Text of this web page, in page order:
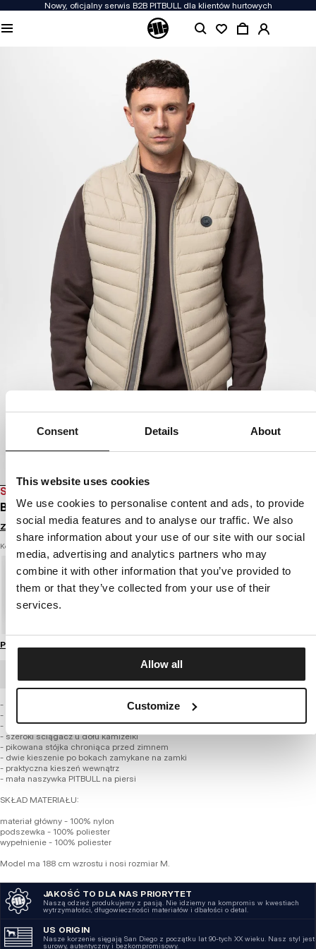
Consent Details About
This website uses cookies
We use cookies to personalise content and ads, to provide
social media features and to analyse our traffic. We also
share information about your use of our site with our social
media, advertising and analytics partners who may
combine it with other information that you’ve provided to
them or that they’ve collected from your use of their
services.
Allow all
Customize
Nowy, oficjalny serwis B2B PITBULL dla klientów hurtowych
SALE
BEZRĘKAWNIK PIKOWANY NAYLOR
Zaloguj się by zobaczyć ceny
Kolor: pale sand
Przewodnik po rozmiarach
- regularny fason do bioder
- pikowana i wykonana z wysokiej jakości miękkiej tkaniny nylonowej
- średniej grubości warstwa ocieplająca z gładką podszewka
- szeroki ściągacz u dołu kamizelki
- pikowana stójka chroniąca przed zimnem
- dwie kieszenie po bokach zamykane na zamki
- praktyczna kieszeń wewnątrz
- mała naszywka PITBULL na piersi
SKŁAD MATERIAŁU:
materiał główny - 100% nylon
podszewka - 100% poliester
wypełnienie - 100% poliester
Model ma 188 cm wzrostu i nosi rozmiar M.
JAKOŚĆ TO DLA NAS PRIORYTET
Naszą odzież produkujemy z pasją. Nie idziemy na kompromis w kwestiach
wytrzymałości, długowieczności materiałów i dbałości o detal.
US ORIGIN
Nasze korzenie sięgają San Diego z początku lat 90-tych XX wieku. Nasz styl jest
surowy, autentyczny i bezkompromisowy.